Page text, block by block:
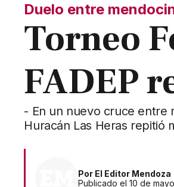
Duelo entre
Torneo
FADEP
- En un nuevo cruce entre
Huracán Las Heras repitió
Por El Editor Mendoza
Publicado el 10 de